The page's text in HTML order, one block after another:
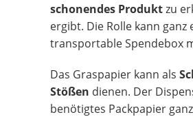
schonendes Produktzu
ergibt. Die Rolle kann
transportable Spendebox
Das Graspapier kann als
Stößen dienen. Der
benötigtes Packpapier ganz